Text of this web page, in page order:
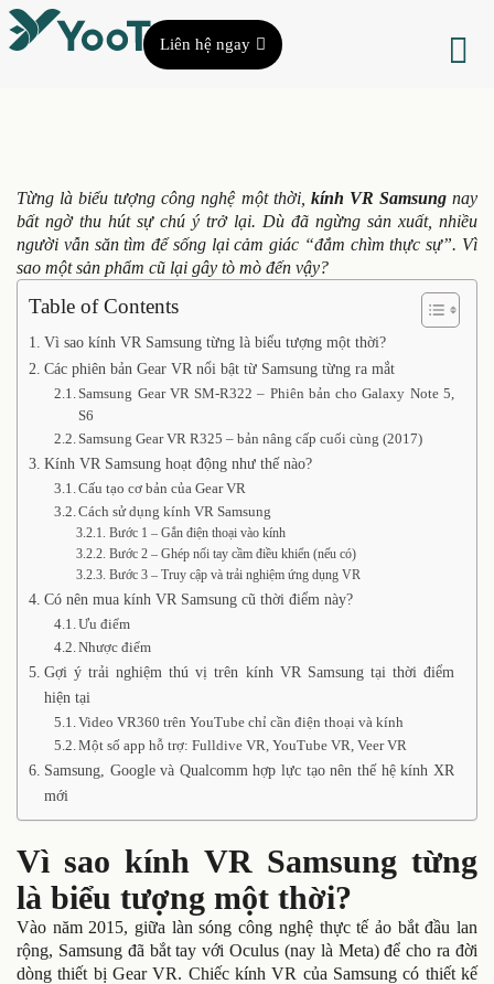
Liên hệ ngay
Từng là biểu tượng công nghệ một thời, kính VR Samsungnay
bất ngờ thu hút sự chú ý trở lại. Dù đã ngừng sản xuất, nhiều
người vẫn săn tìm để sống lại cảm giác “đắm chìm thực sự”. Vì
sao một sản phẩm cũ lại gây tò mò đến vậy?
Table of Contents
Vì sao kính VR Samsung từng là biểu tượng một thời?
Các phiên bản Gear VR nổi bật từ Samsung từng ra mắt
Samsung Gear VR SM-R322 – Phiên bản cho Galaxy Note 5,
S6
Samsung Gear VR R325 – bản nâng cấp cuối cùng (2017)
Kính VR Samsung hoạt động như thế nào?
Cấu tạo cơ bản của Gear VR
Cách sử dụng kính VR Samsung
Bước 1 – Gắn điện thoại vào kính
Bước 2 – Ghép nối tay cầm điều khiển (nếu có)
Bước 3 – Truy cập và trải nghiệm ứng dụng VR
Có nên mua kính VR Samsung cũ thời điểm này?
Ưu điểm
Nhược điểm
Gợi ý trải nghiệm thú vị trên kính VR Samsung tại thời điểm
hiện tại
Video VR360 trên YouTube chỉ cần điện thoại và kính
Một số app hỗ trợ: Fulldive VR, YouTube VR, Veer VR
Samsung, Google và Qualcomm hợp lực tạo nên thế hệ kính XR
mới
Vì sao kính VR Samsung từng
là biểu tượng một thời?
Vào năm 2015, giữa làn sóng công nghệ thực tế ảo bắt đầu lan
rộng, Samsung đã bắt tay với Oculus (nay là Meta) để cho ra đời
dòng thiết bị Gear VR. Chiếc kính VR của Samsung có thiết kế